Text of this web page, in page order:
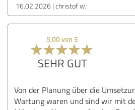
16.02.2026 christof w.
5,00 von 5
SEHR GUT
Von der Planung über die
Wartung waren und sind wir mit